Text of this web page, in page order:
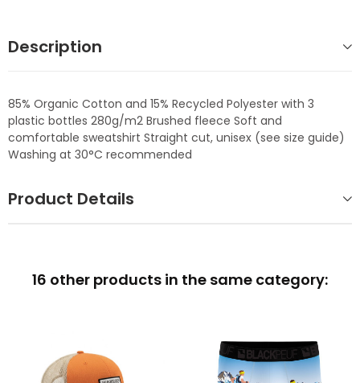
Description
85% Organic Cotton and 15% Recycled Polyester with 3
plastic bottles 280g/m2 Brushed fleece Soft and
comfortable sweatshirt Straight cut, unisex (see size guide)
Washing at 30°C recommended
Product Details
16 other products in the same category: